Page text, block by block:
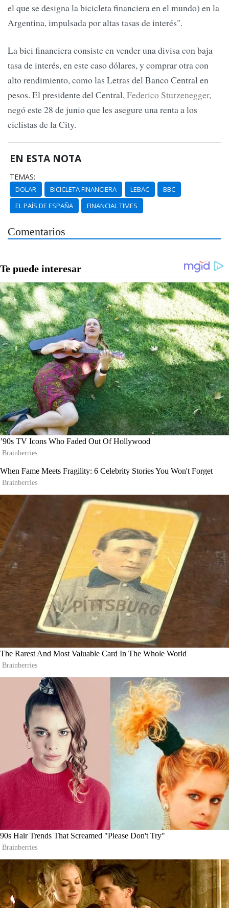
el que se designa la bicicleta financiera en el mundo) en la
Argentina, impulsada por altas tasas de interés".
La bici financiera consiste en vender una divisa con baja
tasa de interés, en este caso dólares, y comprar otra con
alto rendimiento, como las Letras del Banco Central en
pesos. El presidente del Central,Federico Sturzenegger,
negó este 28 de junio que les asegure una renta a los
ciclistas de la City.
EN ESTA NOTA
TEMAS:
DOLAR BICICLETA FINANCIERA LEBAC
BBC
EL PAÍS DE ESPAÑA
FINANCIAL TIMES
Comentarios